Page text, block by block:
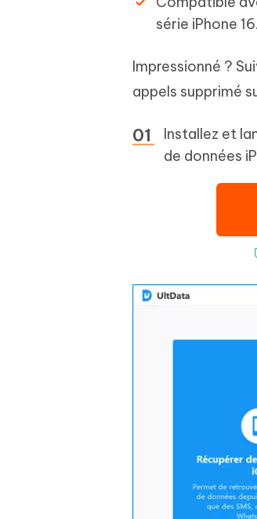
série iPhone 16.
Impressionné ?
appels supprimé
Installez et
de données